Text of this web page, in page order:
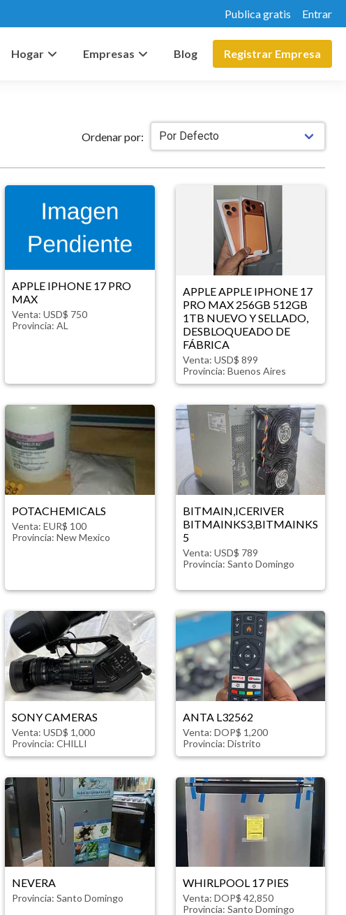
Publica gratis Entrar
Hogar Empresas Blog Registrar Empresa
Ordenar por:
APPLE IPHONE 17 PRO
MAX
Venta: USD$ 750
Provincia: AL
APPLE APPLE IPHONE 17
PRO MAX 256GB 512GB
1TB NUEVO Y SELLADO,
DESBLOQUEADO DE
FÁBRICA
Venta: USD$ 899
Provincia: Buenos Aires
POTACHEMICALS
Venta: EUR$ 100
Provincia: New Mexico
BITMAIN,ICERIVER
BITMAINKS3,BITMAINKS
5
Venta: USD$ 789
Provincia: Santo Domingo
SONY CAMERAS
Venta: USD$ 1,000
Provincia: CHILLI
ANTA L32562
Venta: DOP$ 1,200
Provincia: Distrito
NEVERA
Provincia: Santo Domingo
WHIRLPOOL 17 PIES
Venta: DOP$ 42,850
Provincia: Santo Domingo